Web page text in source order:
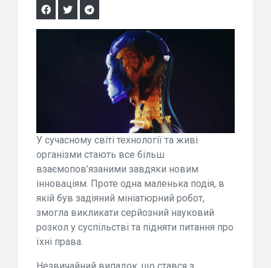
У сучасному світі технології та живі
організми стають все більш
взаємопов’язаними завдяки новим
інноваціям. Проте одна маленька подія, в
якій був задіяний мініатюрний робот,
змогла викликати серйозний науковий
розкол у суспільстві та підняти питання про
їхні права.